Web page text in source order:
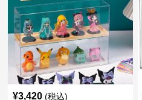
¥3,420 (税込)